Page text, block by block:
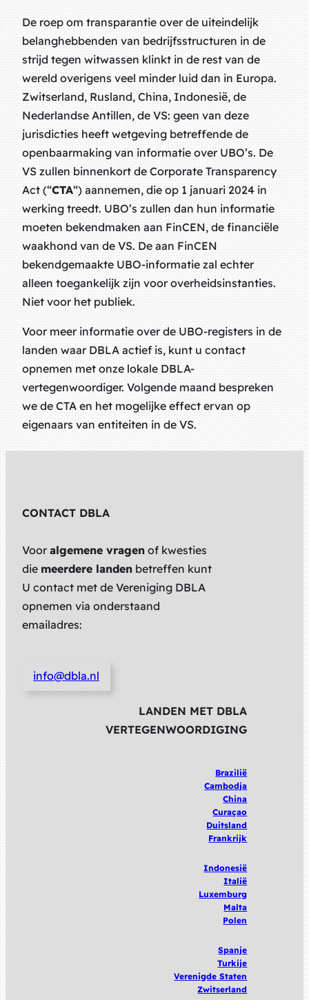
De roep om transparantie over de uiteindelijk
belanghebbenden van bedrijfsstructuren in de
strijd tegen witwassen klinkt in de rest van de
wereld overigens veel minder luid dan in Europa.
Zwitserland, Rusland, China, Indonesië, de
Nederlandse Antillen, de VS: geen van deze
jurisdicties heeft wetgeving betreffende de
openbaarmaking van informatie over UBO’s. De
VS zullen binnenkort de Corporate Transparency
Act (“CTA“) aannemen, die op 1 januari 2024 in
werking treedt. UBO’s zullen dan hun informatie
moeten bekendmaken aan FinCEN, de financiële
waakhond van de VS. De aan FinCEN
bekendgemaakte UBO-informatie zal echter
alleen toegankelijk zijn voor overheidsinstanties.
Niet voor het publiek.
Voor meer informatie over de UBO-registers in de
landen waar DBLA actief is, kunt u contact
opnemen met onze lokale DBLA-
vertegenwoordiger. Volgende maand bespreken
we de CTA en het mogelijke effect ervan op
eigenaars van entiteiten in de VS.
CONTACT DBLA
Vooralgemene vragen of kwesties
die meerdere landen betreffen kunt
U contact met de Vereniging DBLA
opnemen via onderstaand
emailadres:
info@dbla.nl
LANDEN MET DBLA
VERTEGENWOORDIGING
Brazilië
Cambodja
China
Curaçao
Duitsland
Frankrijk
Indonesië
Italië
Luxemburg
Malta
Polen
Spanje
Turkije
Verenigde Staten
Zwitserland